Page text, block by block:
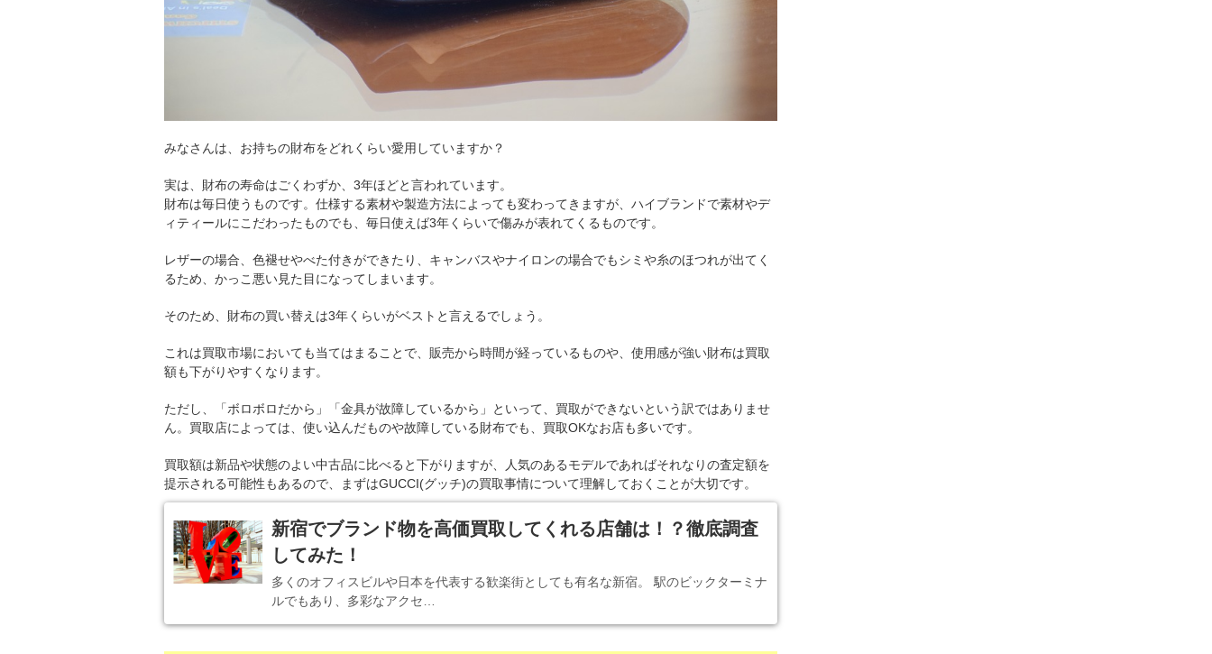
みなさんは、お持ちの財布をどれくらい愛用していますか？
実は、財布の寿命はごくわずか、3年ほどと言われています。
財布は毎日使うものです。仕様する素材や製造方法によっても変わってきますが、ハイブランドで素材やデ
ィティールにこだわったものでも、毎日使えば3年くらいで傷みが表れてくるものです。
レザーの場合、色褪せやべた付きができたり、キャンバスやナイロンの場合でもシミや糸のほつれが出てく
るため、かっこ悪い見た目になってしまいます。
そのため、財布の買い替えは3年くらいがベストと言えるでしょう。
これは買取市場においても当てはまることで、販売から時間が経っているものや、使用感が強い財布は買取
額も下がりやすくなります。
ただし、「ボロボロだから」「金具が故障しているから」といって、買取ができないという訳ではありませ
ん。買取店によっては、使い込んだものや故障している財布でも、買取OKなお店も多いです。
買取額は新品や状態のよい中古品に比べると下がりますが、人気のあるモデルであればそれなりの査定額を
提示される可能性もあるので、まずはGUCCI(グッチ)の買取事情について理解しておくことが大切です。
新宿でブランド物を高価買取してくれる店舗は！？徹底調査
してみた！
多くのオフィスビルや日本を代表する歓楽街としても有名な新宿。 駅のビックターミナ
ルでもあり、多彩なアクセ…